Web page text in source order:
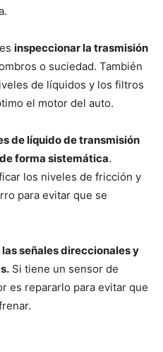
inspeccionar la trasmisión
o suciedad. También
de líquidos y los filtros
el motor del auto.
de líquido de transmisión
forma sistemática.
los niveles de fricción y
para evitar que se
señales direccionales y
Si tiene un sensor de
es repararlo para evitar que